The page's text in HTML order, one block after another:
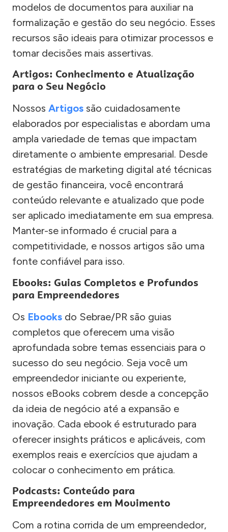
modelos de documentos para auxiliar na
formalização e gestão do seu negócio. Esses
recursos são ideais para otimizar processos e
tomar decisões mais assertivas.
Artigos: Conhecimento e Atualização
para o Seu Negócio
Nossos Artigos são cuidadosamente
elaborados por especialistas e abordam uma
ampla variedade de temas que impactam
diretamente o ambiente empresarial. Desde
estratégias de marketing digital até técnicas
de gestão financeira, você encontrará
conteúdo relevante e atualizado que pode
ser aplicado imediatamente em sua empresa.
Manter-se informado é crucial para a
competitividade, e nossos artigos são uma
fonte confiável para isso.
Ebooks: Guias Completos e Profundos
para Empreendedores
Os Ebooks do Sebrae/PR são guias
completos que oferecem uma visão
aprofundada sobre temas essenciais para o
sucesso do seu negócio. Seja você um
empreendedor iniciante ou experiente,
nossos eBooks cobrem desde a concepção
da ideia de negócio até a expansão e
inovação. Cada ebook é estruturado para
oferecer insights práticos e aplicáveis, com
exemplos reais e exercícios que ajudam a
colocar o conhecimento em prática.
Podcasts: Conteúdo para
Empreendedores em Movimento
Com a rotina corrida de um empreendedor,